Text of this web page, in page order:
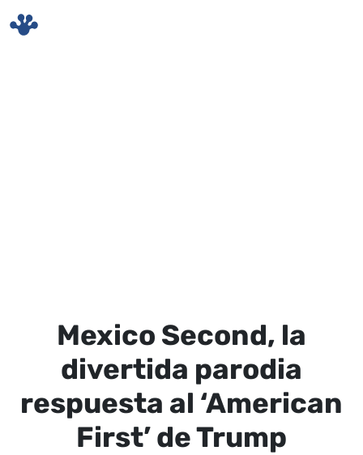
Mexico Second, la
divertida parodia
respuesta al ‘American
First’ de Trump